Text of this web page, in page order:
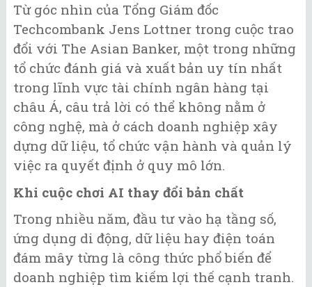
Từ góc nhìn của Tổng Giám đốc
Techcombank Jens Lottner trong cuộc trao
đổi với The Asian Banker, một trong những
tổ chức đánh giá và xuất bản uy tín nhất
trong lĩnh vực tài chính ngân hàng tại
châu Á, câu trả lời có thể không nằm ở
công nghệ, mà ở cách doanh nghiệp xây
dựng dữ liệu, tổ chức vận hành và quản lý
việc ra quyết định ở quy mô lớn.
Khi cuộc chơi AI thay đổi bản chất
Trong nhiều năm, đầu tư vào hạ tầng số,
ứng dụng di động, dữ liệu hay điện toán
đám mây từng là công thức phổ biến để
doanh nghiệp tìm kiếm lợi thế cạnh tranh.